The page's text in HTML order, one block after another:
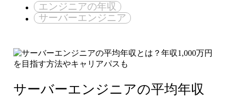
エンジニアの年収
サーバーエンジニア
サーバーエンジニアの平均年収